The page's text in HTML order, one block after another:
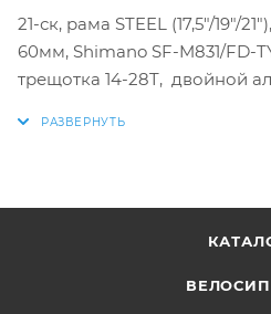
21-ск, рама STEEL (17,5"/19"/
60мм, Shimano SF-M831/FD-
трещотка 14-28T, двойной